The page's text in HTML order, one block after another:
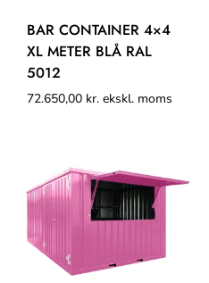
BAR CONTAINER 4×4
XL METER BLÅ RAL
5012
72.650,00 kr. ekskl. moms